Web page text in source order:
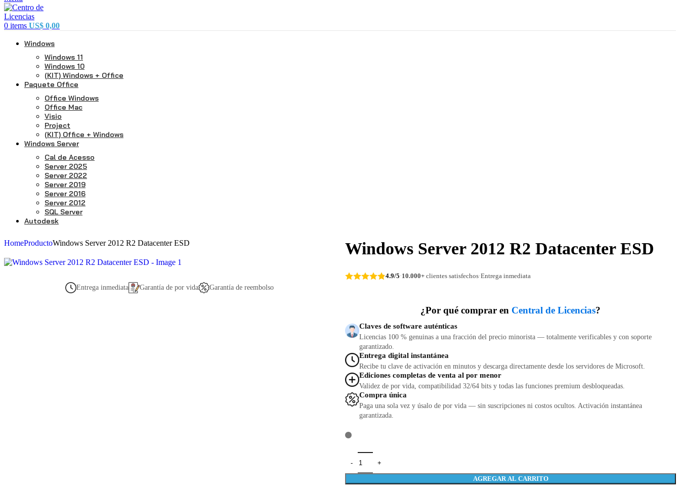
0 items US$ 0,00
Windows
Windows 11
Windows 10
(KIT) Windows + Office
Paquete Office
Office Windows
Office Mac
Visio
Project
(KIT) Office + Windows
Windows Server
Cal de Acesso
Server 2025
Server 2022
Server 2019
Server 2016
Server 2012
SQL Server
Autodesk
HomeProductoWindows Server 2012 R2 Datacenter ESD
Entrega inmediata Garantía de por vida Garantía de reembolso
Windows Server 2012 R2 Datacenter ESD
4.9/5·10.000+ clientes satisfechos·Entrega inmediata
¿Por qué comprar en Central de Licencias?
Claves de software auténticas
Licencias 100 % genuinas a una fracción del precio minorista — totalmente verificables y con soporte
garantizado.
Entrega digital instantánea
Recibe tu clave de activación en minutos y descarga directamente desde los servidores de Microsoft.
Ediciones completas de venta al por menor
Validez de por vida, compatibilidad 32/64 bits y todas las funciones premium desbloqueadas.
Compra única
Paga una sola vez y úsalo de por vida — sin suscripciones ni costos ocultos. Activación instantánea
garantizada.
AGREGAR AL CARRITO